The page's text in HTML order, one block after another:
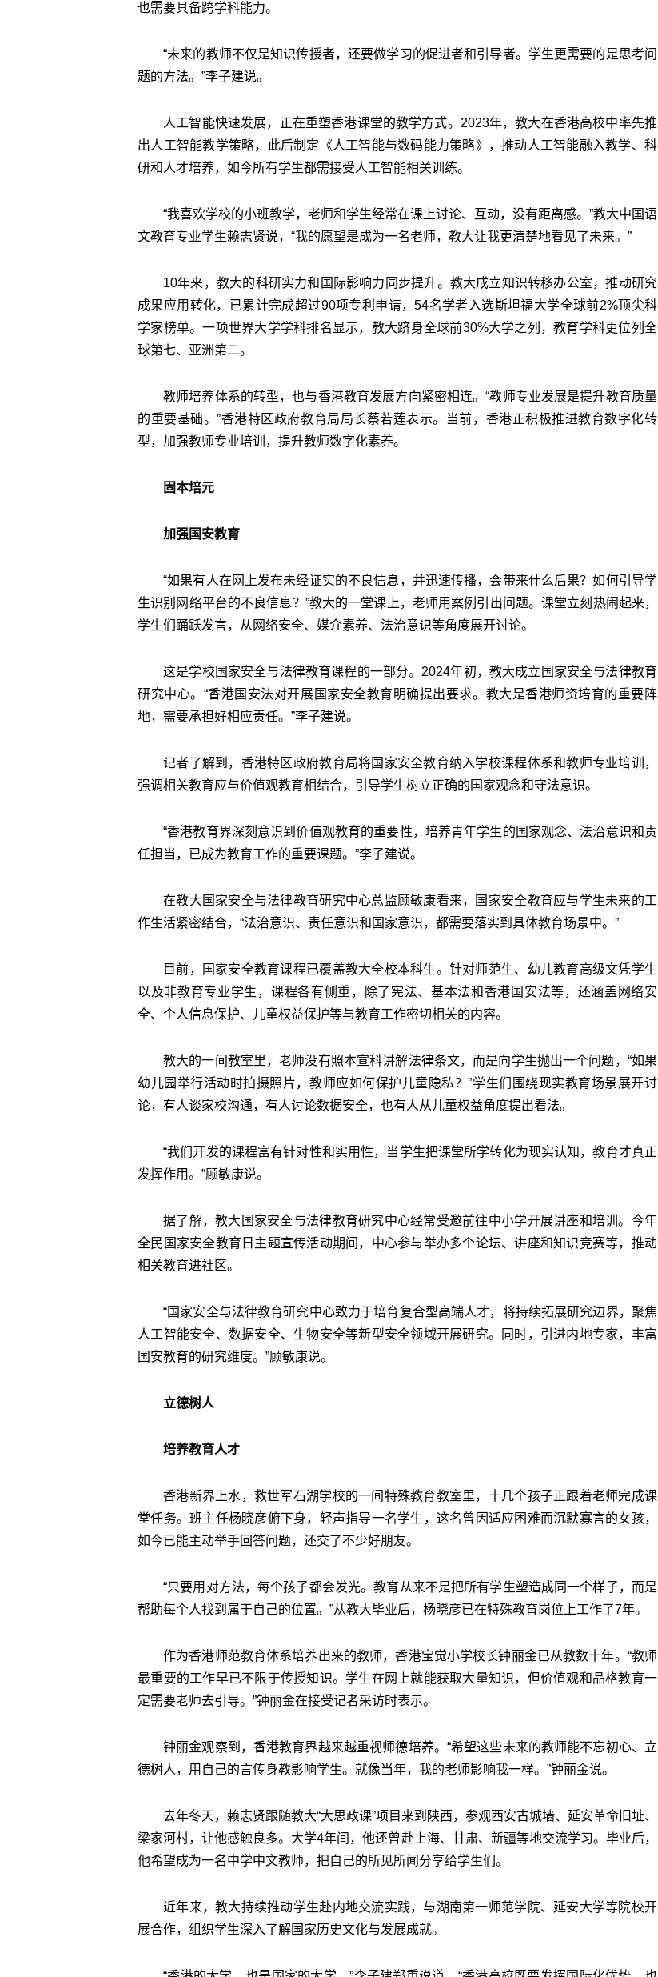
也需要具备跨学科能力。
“未来的教师不仅是知识传授者，还要做学习的促进者和引导者。学生更需要的是思考问
题的方法。”李子建说。
人工智能快速发展，正在重塑香港课堂的教学方式。2023年，教大在香港高校中率先推
出人工智能教学策略，此后制定《人工智能与数码能力策略》，推动人工智能融入教学、科
研和人才培养，如今所有学生都需接受人工智能相关训练。
“我喜欢学校的小班教学，老师和学生经常在课上讨论、互动，没有距离感。”教大中国语
文教育专业学生赖志贤说，“我的愿望是成为一名老师，教大让我更清楚地看见了未来。”
10年来，教大的科研实力和国际影响力同步提升。教大成立知识转移办公室，推动研究
成果应用转化，已累计完成超过90项专利申请，54名学者入选斯坦福大学全球前2%顶尖科
学家榜单。一项世界大学学科排名显示，教大跻身全球前30%大学之列，教育学科更位列全
球第七、亚洲第二。
教师培养体系的转型，也与香港教育发展方向紧密相连。“教师专业发展是提升教育质量
的重要基础。”香港特区政府教育局局长蔡若莲表示。当前，香港正积极推进教育数字化转
型，加强教师专业培训，提升教师数字化素养。
固本培元
加强国安教育
“如果有人在网上发布未经证实的不良信息，并迅速传播，会带来什么后果？如何引导学
生识别网络平台的不良信息？”教大的一堂课上，老师用案例引出问题。课堂立刻热闹起来，
学生们踊跃发言，从网络安全、媒介素养、法治意识等角度展开讨论。
这是学校国家安全与法律教育课程的一部分。2024年初，教大成立国家安全与法律教育
研究中心。“香港国安法对开展国家安全教育明确提出要求。教大是香港师资培育的重要阵
地，需要承担好相应责任。”李子建说。
记者了解到，香港特区政府教育局将国家安全教育纳入学校课程体系和教师专业培训，
强调相关教育应与价值观教育相结合，引导学生树立正确的国家观念和守法意识。
“香港教育界深刻意识到价值观教育的重要性，培养青年学生的国家观念、法治意识和责
任担当，已成为教育工作的重要课题。”李子建说。
在教大国家安全与法律教育研究中心总监顾敏康看来，国家安全教育应与学生未来的工
作生活紧密结合，“法治意识、责任意识和国家意识，都需要落实到具体教育场景中。”
目前，国家安全教育课程已覆盖教大全校本科生。针对师范生、幼儿教育高级文凭学生
以及非教育专业学生，课程各有侧重，除了宪法、基本法和香港国安法等，还涵盖网络安
全、个人信息保护、儿童权益保护等与教育工作密切相关的内容。
教大的一间教室里，老师没有照本宣科讲解法律条文，而是向学生抛出一个问题，“如果
幼儿园举行活动时拍摄照片，教师应如何保护儿童隐私？”学生们围绕现实教育场景展开讨
论，有人谈家校沟通，有人讨论数据安全，也有人从儿童权益角度提出看法。
“我们开发的课程富有针对性和实用性，当学生把课堂所学转化为现实认知，教育才真正
发挥作用。”顾敏康说。
据了解，教大国家安全与法律教育研究中心经常受邀前往中小学开展讲座和培训。今年
全民国家安全教育日主题宣传活动期间，中心参与举办多个论坛、讲座和知识竞赛等，推动
相关教育进社区。
“国家安全与法律教育研究中心致力于培育复合型高端人才，将持续拓展研究边界，聚焦
人工智能安全、数据安全、生物安全等新型安全领域开展研究。同时，引进内地专家，丰富
国安教育的研究维度。”顾敏康说。
立德树人
培养教育人才
香港新界上水，救世军石湖学校的一间特殊教育教室里，十几个孩子正跟着老师完成课
堂任务。班主任杨晓彦俯下身，轻声指导一名学生，这名曾因适应困难而沉默寡言的女孩，
如今已能主动举手回答问题，还交了不少好朋友。
“只要用对方法，每个孩子都会发光。教育从来不是把所有学生塑造成同一个样子，而是
帮助每个人找到属于自己的位置。”从教大毕业后，杨晓彦已在特殊教育岗位上工作了7年。
作为香港师范教育体系培养出来的教师，香港宝觉小学校长钟丽金已从教数十年。“教师
最重要的工作早已不限于传授知识。学生在网上就能获取大量知识，但价值观和品格教育一
定需要老师去引导。”钟丽金在接受记者采访时表示。
钟丽金观察到，香港教育界越来越重视师德培养。“希望这些未来的教师能不忘初心、立
德树人，用自己的言传身教影响学生。就像当年，我的老师影响我一样。”钟丽金说。
去年冬天，赖志贤跟随教大“大思政课”项目来到陕西，参观西安古城墙、延安革命旧址、
梁家河村，让他感触良多。大学4年间，他还曾赴上海、甘肃、新疆等地交流学习。毕业后，
他希望成为一名中学中文教师，把自己的所见所闻分享给学生们。
近年来，教大持续推动学生赴内地交流实践，与湖南第一师范学院、延安大学等院校开
展合作，组织学生深入了解国家历史文化与发展成就。